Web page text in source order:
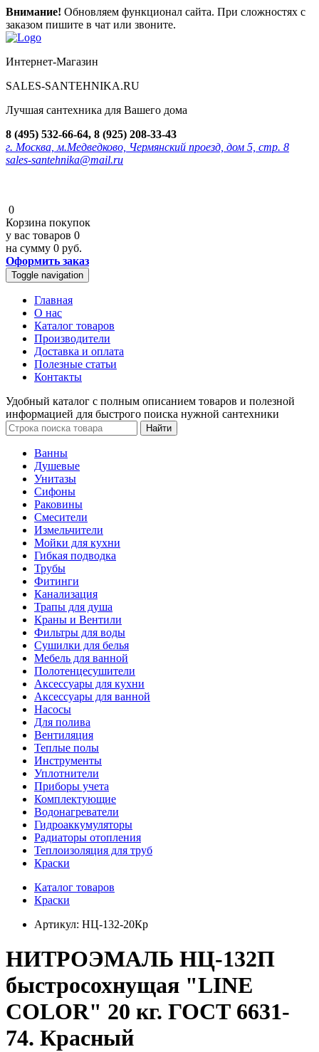
Внимание! Обновляем функционал сайта. При сложностях с
заказом пишите в чат или звоните.
Интернет-Магазин
SALES-SANTEHNIKA.RU
Лучшая сантехника для Вашего дома
8 (495) 532-66-64, 8 (925) 208-33-43
г. Москва, м.Медведково, Чермянский проезд, дом 5, стр. 8
sales-santehnika@mail.ru
0
Корзина покупок
у вас товаров 0
на сумму 0 руб.
Оформить заказ
Toggle navigation
Главная
О нас
Каталог товаров
Производители
Доставка и оплата
Полезные статьи
Контакты
Удобный каталог с полным описанием товаров и полезной
информацией для быстрого поиска нужной сантехники
Ванны
Душевые
Унитазы
Сифоны
Раковины
Смесители
Измельчители
Мойки для кухни
Гибкая подводка
Трубы
Фитинги
Канализация
Трапы для душа
Краны и Вентили
Фильтры для воды
Сушилки для белья
Мебель для ванной
Полотенцесушители
Аксессуары для кухни
Аксессуары для ванной
Насосы
Для полива
Вентиляция
Теплые полы
Инструменты
Уплотнители
Приборы учета
Комплектующие
Водонагреватели
Гидроаккумуляторы
Радиаторы отопления
Теплоизоляция для труб
Краски
Каталог товаров
Краски
Артикул: НЦ-132-20Кр
НИТРОЭМАЛЬ НЦ-132П
быстросохнущая "LINE
COLOR" 20 кг. ГОСТ 6631-
74. Красный